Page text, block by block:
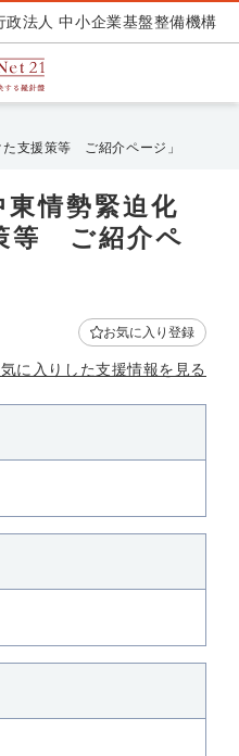
政法人 中小企業基盤整備機構
支援策等 ご紹介ページ」
東情勢緊迫化
等 ご紹介ペ
お気に入り登録
に入りした支援情報を見る